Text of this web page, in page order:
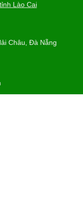
Lào Cai
Châu, Đà Nẵng